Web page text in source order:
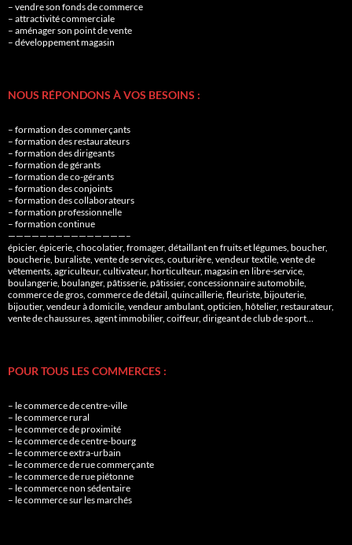
– vendre son fonds de commerce
– attractivité commerciale
– aménager son point de vente
– développement magasin
NOUS RÉPONDONS À VOS BESOINS :
– formation des commerçants
– formation des restaurateurs
– formation des dirigeants
– formation de gérants
– formation de co-gérants
– formation des conjoints
– formation des collaborateurs
– formation professionnelle
– formation continue
———————————————–
épicier, épicerie, chocolatier, fromager, détaillant en fruits et légumes, boucher,
boucherie, buraliste, vente de services, couturière, vendeur textile, vente de
vêtements, agriculteur, cultivateur, horticulteur, magasin en libre-service,
boulangerie, boulanger, pâtisserie, pâtissier, concessionnaire automobile,
commerce de gros, commerce de détail, quincaillerie, fleuriste, bijouterie,
bijoutier, vendeur à domicile, vendeur ambulant, opticien, hôtelier, restaurateur,
vente de chaussures, agent immobilier, coiffeur, dirigeant de club de sport…
POUR TOUS LES COMMERCES :
– le commerce de centre-ville
– le commerce rural
– le commerce de proximité
– le commerce de centre-bourg
– le commerce extra-urbain
– le commerce de rue commerçante
– le commerce de rue piétonne
– le commerce non sédentaire
– le commerce sur les marchés